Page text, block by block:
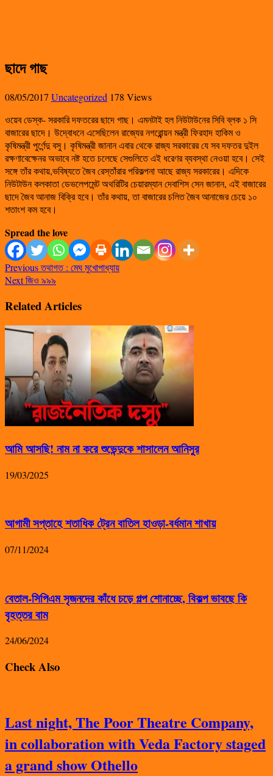
ছাদে গাছ
08/05/2017 Uncategorized 178 Views
ওয়েব ডেস্ক- সরকারি দফতরের ছাদে গাছ। এমনটাই হল নিউটাউনের সিবি ব্লক ১ সি
বাজারের ছাদে। উদ্বোধনে এসেছিলেন রাজ্যের নগরোন্ন্য়ন মন্ত্রী ফিরহাদ হাকিম ও
কৃষিমন্ত্রী পুর্ণেন্দু বসু। কৃষিমন্ত্রী জানান এবার থেকে রাজ্য সরকারের যে সব দফতর দুইল
রক্ষণাবেক্ষেনর অভাবে নষ্ট হতে চলেছে সেগুলিতে এই ধরেণর ব্যবস্থা নেওয়া হবে। সেই
সঙ্গে তাঁর কথায়,ভবিষ্যতে জৈব রেস্তাঁরার পরিকল্পনা আছে রাজ্য সরকারের। এদিকে
নিউটাউন কলকাতা ডেভলেপমেন্ট অথরিটির চেয়ারম্যান দেবাশিস সেন জানান, এই বাজারের
ছাদে জৈব আনাজ বিক্রি হবে। তাঁর কথায়, তা বাজারের চলিত জৈব আনাজের চেয়ে ১০
শতাংশ কম হবে।
Spread the love
Previousতথাগত : মেঘ মুখোপাধ্যায়
Nextজিও ৯৯৯
Related Articles
আমি আসছি! নাম না করে শুভেন্দুকে শাসালেন আনিসুর
19/03/2025
আগামী সপ্তাহে শতাধিক ট্রেন বাতিল হাওড়া-বর্ধমান শাখায়
07/11/2024
বেতাল-সিপিএম সৃজনদের কাঁধে চড়ে গল্প শোনাচ্ছে, বিকল্প ভাবছে কি
বৃহত্তর বাম
24/06/2024
Check Also
Last night, The Poor Theatre Company,
in collaboration with Veda Factory staged
a grand show Othello